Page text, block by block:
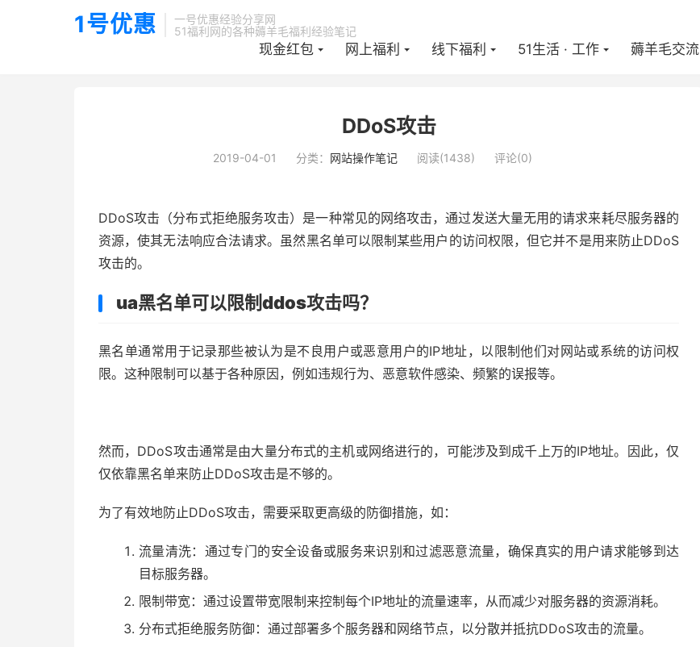
1号优惠
一号优惠经验分享网
51福利网的各种薅羊毛福利经验笔记
现金红包 网上福利 线下福利 51生活 · 工作 薅羊毛交流
51学习技巧  网站源码  网站操作笔记  正文
DDoS攻击
2019-04-01 分类： 网站操作笔记 阅读(1438) 评论(0)
DDoS攻击（分布式拒绝服务攻击）是一种常见的网络攻击，通过发送大量无用的请求来耗尽服务器的
资源，使其无法响应合法请求。虽然黑名单可以限制某些用户的访问权限，但它并不是用来防止DDoS
攻击的。
ua黑名单可以限制ddos攻击吗？
黑名单通常用于记录那些被认为是不良用户或恶意用户的IP地址，以限制他们对网站或系统的访问权
限。这种限制可以基于各种原因，例如违规行为、恶意软件感染、频繁的误报等。
然而，DDoS攻击通常是由大量分布式的主机或网络进行的，可能涉及到成千上万的IP地址。因此，仅
仅依靠黑名单来防止DDoS攻击是不够的。
为了有效地防止DDoS攻击，需要采取更高级的防御措施，如：
流量清洗：通过专门的安全设备或服务来识别和过滤恶意流量，确保真实的用户请求能够到达
目标服务器。
限制带宽：通过设置带宽限制来控制每个IP地址的流量速率，从而减少对服务器的资源消耗。
分布式拒绝服务防御：通过部署多个服务器和网络节点，以分散并抵抗DDoS攻击的流量。